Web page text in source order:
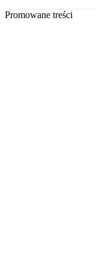
Promowane treści